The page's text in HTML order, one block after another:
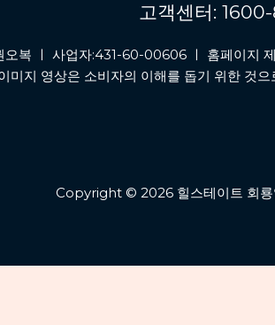
고객센터:
오복 ㅣ 사업자:431-60-00606 ㅣ 홈페이
미지 영상은 소비자의 이해를 돕기 위한 것
Copyright © 2026 힐스테이트 회룡